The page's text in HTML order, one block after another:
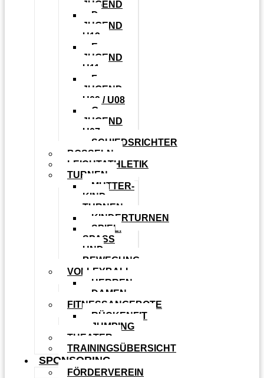
JUGEND
D-
JUGEND
U13
E-
JUGEND
U11
F-
JUGEND
U09 / U08
G-
JUGEND
U07
SCHIEDSRICHTER
BOSSELN
LEICHTATHLETIK
TURNEN
MUTTER-
KIND-
TURNEN
KINDERTURNEN
SPIEL.
SPASS U
ND B
EWEGUNG
VOLLEYBALL
HERREN
DAMEN
FITNESSANGEBOTE
RÜCKENFIT
JUMPING
THEATER
TRAININGSÜBERSICHT
SPONSORING
FÖRDERVEREIN